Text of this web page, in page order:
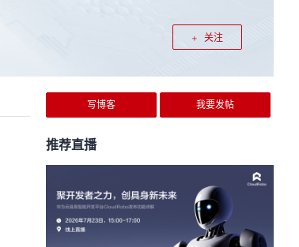
关注
写博客 我要发帖
推荐直播